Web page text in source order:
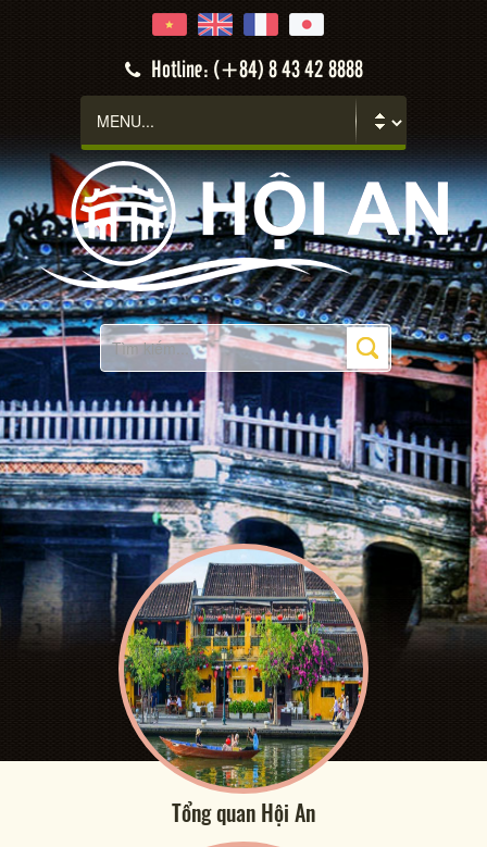
Hotline: (+84) 8 43 42 8888
Tổng quan Hội An